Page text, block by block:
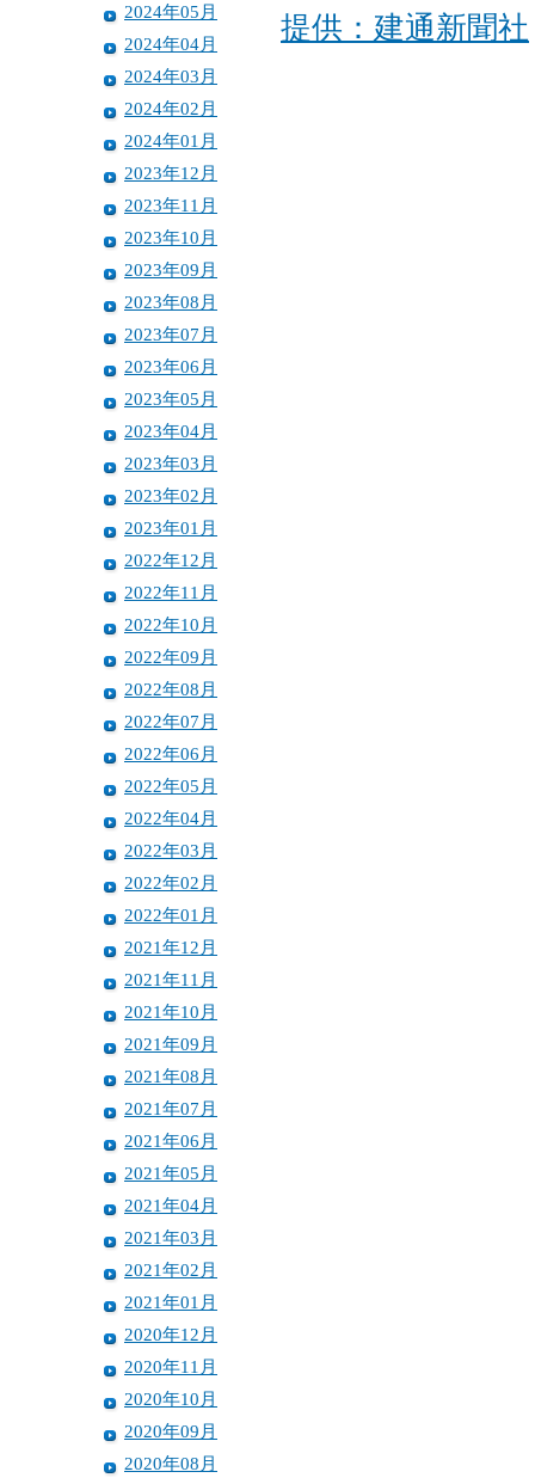
2024年05月
2024年04月
2024年03月
2024年02月
2024年01月
2023年12月
2023年11月
2023年10月
2023年09月
2023年08月
2023年07月
2023年06月
2023年05月
2023年04月
2023年03月
2023年02月
2023年01月
2022年12月
2022年11月
2022年10月
2022年09月
2022年08月
2022年07月
2022年06月
2022年05月
2022年04月
2022年03月
2022年02月
2022年01月
2021年12月
2021年11月
2021年10月
2021年09月
2021年08月
2021年07月
2021年06月
2021年05月
2021年04月
2021年03月
2021年02月
2021年01月
2020年12月
2020年11月
2020年10月
2020年09月
2020年08月
提供：建通新聞社